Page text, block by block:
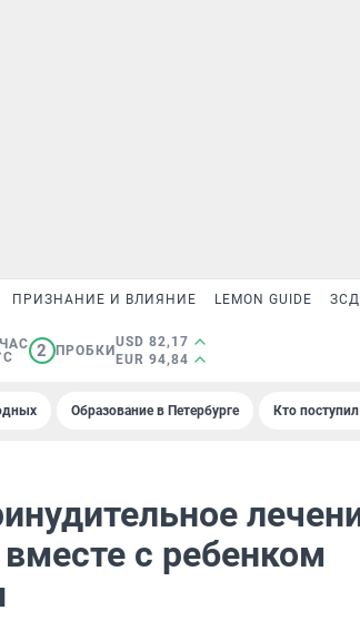
ПРИЗНАНИЕ И ВЛИЯНИЕ LEMON GUIDE
2 ПРОБКИ
USD 82,17
EUR 94,84
Образование в Петербурге Кто
с ребенком